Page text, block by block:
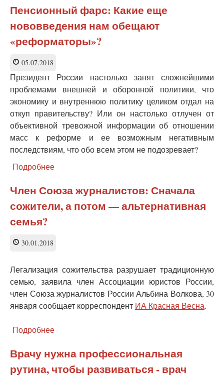
для
Запада —
отыгранная
Пенсионный фарс: Какие еще
нововведения нам обещают
«реформаторы»?
05.07.2018
Президент России настолько занят сложнейшими
проблемами внешней и оборонной политики, что
экономику и внутреннюю политику целиком отдал на
откуп правительству? Или он настолько отлучен от
объективной тревожной информации об отношении
масс к реформе и ее возможным негативным
последствиям, что обо всем этом не подозревает?
Подробнее
фарс:
Какие
еще
Член Союза журналистов: Сначала
сожители, а потом — альтернативная
семья?
30.01.2018
Легализация сожительства разрушает традиционную
семью, заявила член Ассоциации юристов России,
член Союза журналистов России Альбина Волкова, 30
января сообщает корреспондент ИА Красная Весна.
Подробнее
Союза
журналистов:
Сначала
Врачу нужна профессиональная
рутина, чтобы развиваться - врач